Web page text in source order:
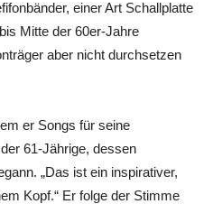
einer Art Schallplatte
Mitte der 60er-Jahre
aber nicht durchsetzen
er Songs für seine
61-Jährige, dessen
„Das ist ein inspirativer,
Kopf.“ Er folge der Stimme